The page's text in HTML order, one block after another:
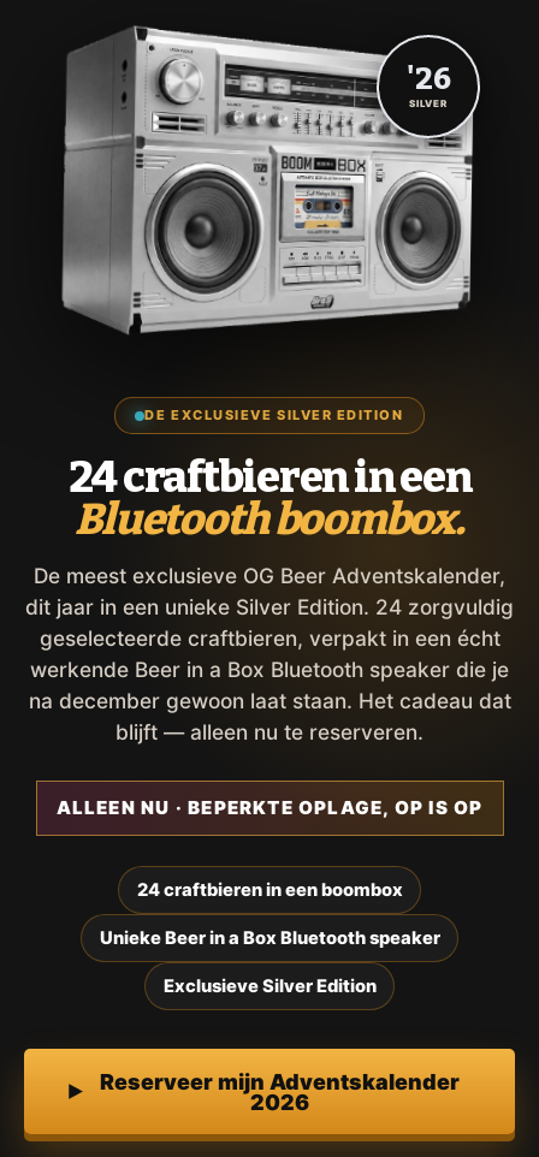
DE EXCLUSIEVE SILVER EDITION
24 craftbieren in een
Bluetooth boombox.
De meest exclusieve OG Beer Adventskalender,
dit jaar in een unieke Silver Edition. 24 zorgvuldig
geselecteerde craftbieren, verpakt in een écht
werkende Beer in a Box Bluetooth speaker die je
na december gewoon laat staan. Het cadeau dat
blijft — alleen nu te reserveren.
ALLEEN NU · BEPERKTE OPLAGE, OP IS OP
24 craftbieren in een boombox
Unieke Beer in a Box Bluetooth speaker
Exclusieve Silver Edition
Reserveer mijn Adventskalender
2026
'26
SILVER